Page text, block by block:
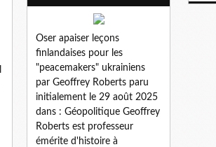
Oser apaiser leçons
finlandaises pour les
"peacemakers" ukrainiens
par Geoffrey Roberts paru
initialement le 29 août 2025
dans : Géopolitique Geoffrey
Roberts est professeur
émérite d'histoire à